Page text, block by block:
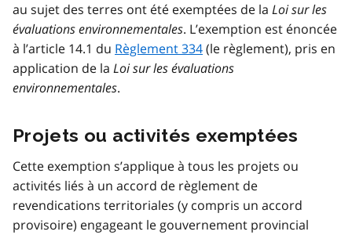
au sujet des terres ont été exemptées de la Loi sur les
évaluations environnementales. L’exemption est énoncée
à l’article 14.1 du Règlement 334(le règlement), pris en
application de la Loi sur les évaluations
environnementales.
Projets ou activités exemptées
Cette exemption s’applique à tous les projets ou
activités liés à un accord de règlement de
revendications territoriales (y compris un accord
provisoire) engageant le gouvernement provincial